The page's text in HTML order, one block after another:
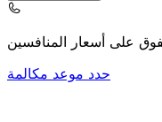
حدد موعد مكالمة